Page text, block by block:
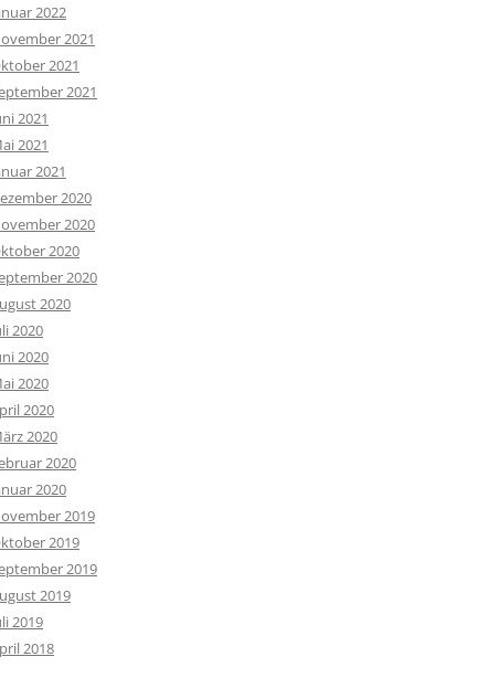
2022
2021
2021
2021
2021
2021
2021
2020
2020
2020
2020
2020
2020
2020
2020
2020
2020
2020
2020
2019
2019
2019
2019
2019
2018